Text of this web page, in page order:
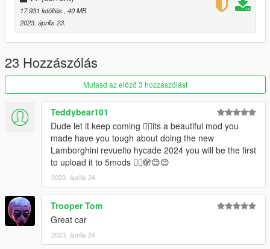
2 -
3 -
4 : Calipers
5 -
6 : Interior plastic
7 : Interior leather
Credits:
Photo: davidbaach
3D Model: sketchfab
Convert: IY
17 931 letöltés , 40 MB
2023. április 23.
23 Hozzászólás
Mutasd az előző 3 hozzászólást
Teddybear101
Dude let it keep coming 👍🏻its a beautiful mod you
made have you tough about doing the new
Lamborghini revuelto hycade 2024 you will be the first
to upload it to 5mods 👍🏻🫣😊😊
2023. április 24.
Trooper Tom
Great car
2023. április 24.